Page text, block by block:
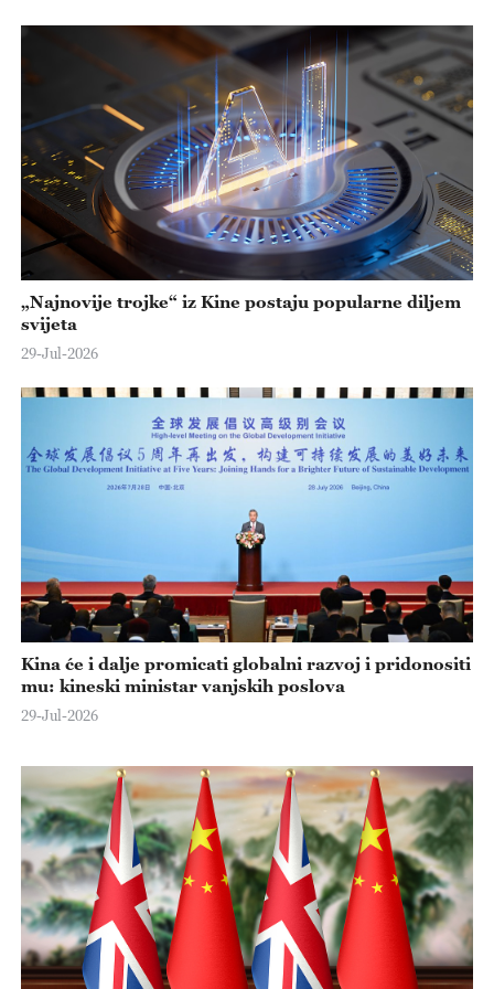
„Najnovije trojke“ iz Kine postaju popularne diljem
svijeta
29-Jul-2026
Kina će i dalje promicati globalni razvoj i pridonositi
mu: kineski ministar vanjskih poslova
29-Jul-2026